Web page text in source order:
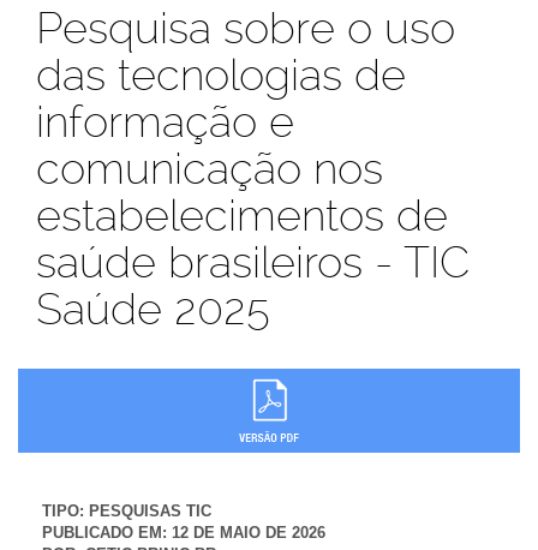
Pesquisa sobre o uso
das tecnologias de
informação e
comunicação nos
estabelecimentos de
saúde brasileiros - TIC
Saúde 2025
TIPO: PESQUISAS TIC
PUBLICADO EM: 12 DE MAIO DE 2026